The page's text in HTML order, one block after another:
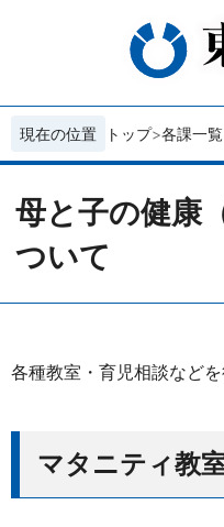
現在の位置 トップ 各課一覧
母と子の健康
ついて
各種教室・育児相談などを
マタニティ教